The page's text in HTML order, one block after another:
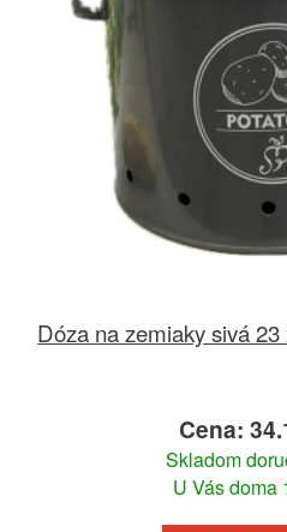
Dóza na zemiaky sivá
Cena:
Skladom
U Vás doma